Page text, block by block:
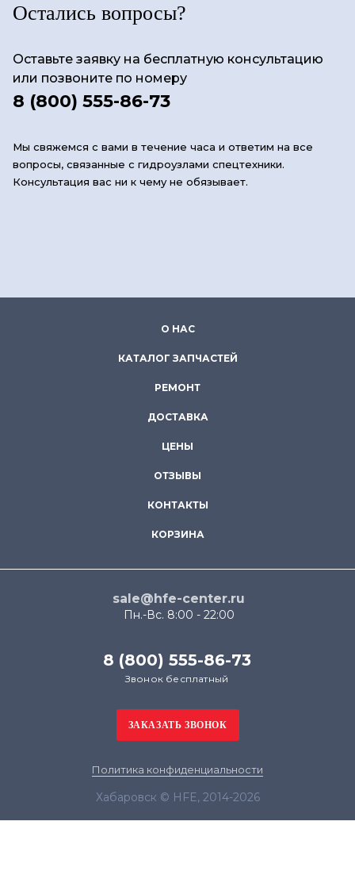
Остались вопросы?
Оставьте заявку на бесплатную консультацию
или позвоните по номеру
8 (800) 555-86-73
Мы свяжемся с вами в течение часа и ответим на все
вопросы, связанные с гидроузлами спецтехники.
Консультация вас ни к чему не обязывает.
О НАС
КАТАЛОГ ЗАПЧАСТЕЙ
РЕМОНТ
ДОСТАВКА
ЦЕНЫ
ОТЗЫВЫ
КОНТАКТЫ
КОРЗИНА
sale@hfe-center.ru
Пн.-Вс. 8:00 - 22:00
8 (800) 555-86-73
Звонок бесплатный
Политика конфиденциальности
Хабаровск © HFE, 2014-2026